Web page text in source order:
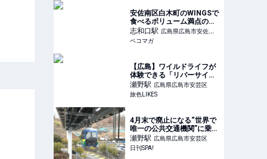
安佐南区白木町のWINGSで
食べるボリューム満点のホ
ットサンド
志和口駅 広島県広島市安佐北
区
ペコマガ
【広島】ワイルドライフが
体験できる「リバーサイド
グランピング上瀬野」へ｜
旅色LIKES
瀬野駅 広島県広島市安芸区
旅色LIKES
4月末で廃止になる“世界で
唯一の公共交通機関”に乗っ
てみた「遊園地のアトラク
ションに乗った気分」 | 日
刊SPA!
瀬野駅 広島県広島市安芸区
日刊SPA!